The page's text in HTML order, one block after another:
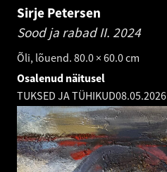
Sirje Petersen
Sood ja rabad II. 2024
Õli, lõuend. 80.0 × 60.0 cm
Osalenud näitusel
TUKSED JA TÜHIKUD08.05.2026